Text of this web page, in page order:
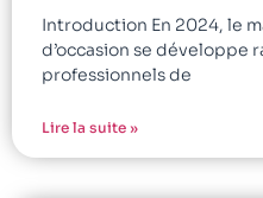
Introduction En 2024, le
d’occasion se développe
professionnels de
Lire la suite »